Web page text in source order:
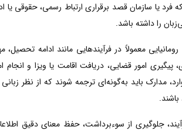
فرد یا سازمان قصد برقراری ارتباط رسمی، حقوقی یا
را داشته باشد.
معمولاً در فرآیندهایی مانند ادامه
پیگیری امور قضایی، دریافت اقامت یا ویزا و انجام
مدارک باید به‌گونه‌ای ترجمه شوند که از نظر
جلوگیری از سوءبرداشت، حفظ معنای دقیق